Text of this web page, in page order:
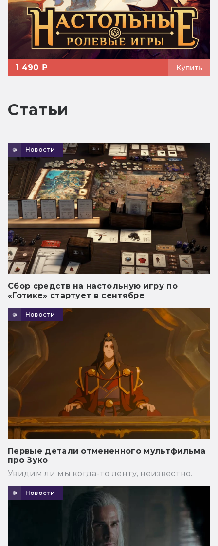
1 490 ₽ Купить
Статьи
Новости
Сбор средств на настольную игру по
«Готике» стартует в сентябре
Новости
Первые детали отмененного мультфильма
про Зуко
Увидим ли мы когда-то ленту, неизвестно.
Новости